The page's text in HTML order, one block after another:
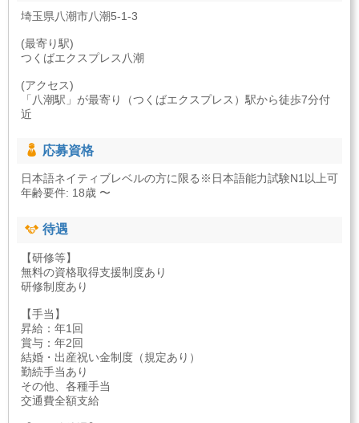
埼玉県八潮市八潮5-1-3
(最寄り駅)
つくばエクスプレス八潮
(アクセス)
「八潮駅」が最寄り（つくばエクスプレス）駅から徒歩7分付
近
応募資格
日本語ネイティブレベルの方に限る※日本語能力試験N1以上可
年齢要件: 18歳 〜
待遇
【研修等】
無料の資格取得支援制度あり
研修制度あり
【手当】
昇給：年1回
賞与：年2回
結婚・出産祝い金制度（規定あり）
勤続手当あり
その他、各種手当
交通費全額支給